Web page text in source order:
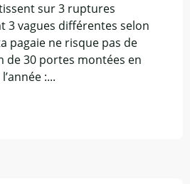
sur 3 ruptures
3 vagues différentes selon
pagaie ne risque pas de
de 30 portes montées en
:...